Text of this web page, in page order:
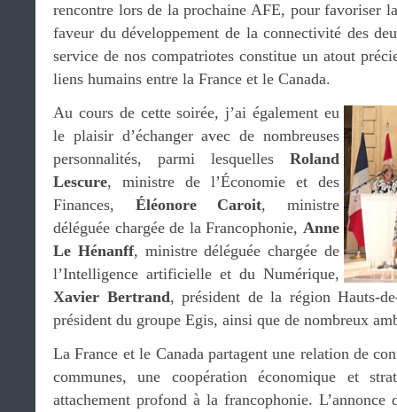
rencontre lors de la prochaine AFE, pour favoriser
faveur du développement de la connectivité des
service de nos compatriotes constitue un atout
liens humains entre la France et le Canada.
Au cours de cette soirée, j’ai également eu
le plaisir d’échanger avec de nombreuses
personnalités, parmi lesquelles Roland
Lescure, ministre de l’Économie et des
Finances, Éléonore Caroit, ministre
déléguée chargée de la Francophonie, Anne
Le Hénanff, ministre déléguée chargée de
l’Intelligence artificielle et du Numérique,
Xavier Bertrand, président de la région Hauts-
président du groupe Egis, ainsi que de nombreux
La France et le Canada partagent une relation de
communes, une coopération économique et
attachement profond à la francophonie.